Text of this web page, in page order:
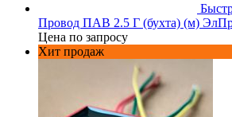
Провод ПАВ 2.5 Г (бухта) (м)
Цена по запросу
Хит продаж